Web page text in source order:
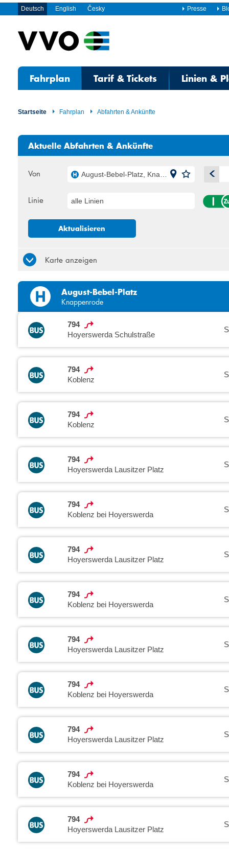
Deutsch English Česky Presse
Fahrplan Tarif & Tickets Linien &
Startseite Fahrplan Abfahrten & Ankünfte
Aktuelle Abfahrten & Ankünfte
Von August-Bebel-Platz, Knappenrode
Mo Di
24 25
Linie alle Linien
Aktualisieren
Karte anzeigen
August-Bebel-Platz
Knappenrode
794
Hoyerswerda Schulstraße
794
Koblenz
794
Koblenz
794
Hoyerswerda Lausitzer Platz
794
Koblenz bei Hoyerswerda
794
Hoyerswerda Lausitzer Platz
794
Koblenz bei Hoyerswerda
794
Hoyerswerda Lausitzer Platz
794
Koblenz bei Hoyerswerda
794
Hoyerswerda Lausitzer Platz
794
Koblenz bei Hoyerswerda
794
Hoyerswerda Lausitzer Platz